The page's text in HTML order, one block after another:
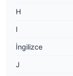
H
I
İngilizce
J